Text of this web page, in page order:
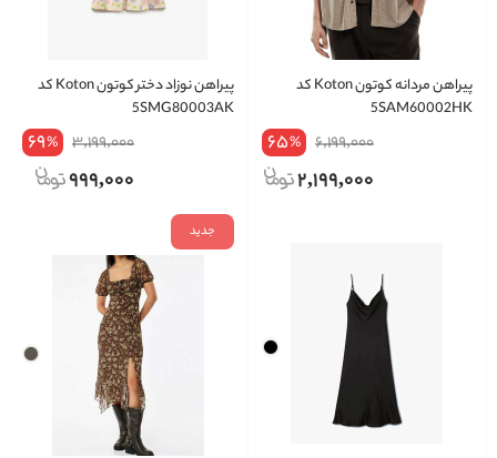
پیراهن مردانه کوتون Koton کد
5SAM60002HK
6,199,000
65%
2,199,000
پیراهن نوزاد دختر کوتون Koton کد
5SMG80003AK
3,199,000
69%
999,000
جدید